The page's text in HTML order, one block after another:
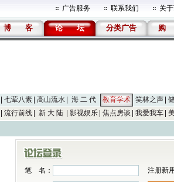
广告服务 联系我们 关
博 客 论 坛 分类广告 购
七荤八素 高山流水 海 二 代 教育学术 笑林之声
流行前线 新 大 陆 影视娱乐 焦点房谈 我爱我车
笔 名：
注册新